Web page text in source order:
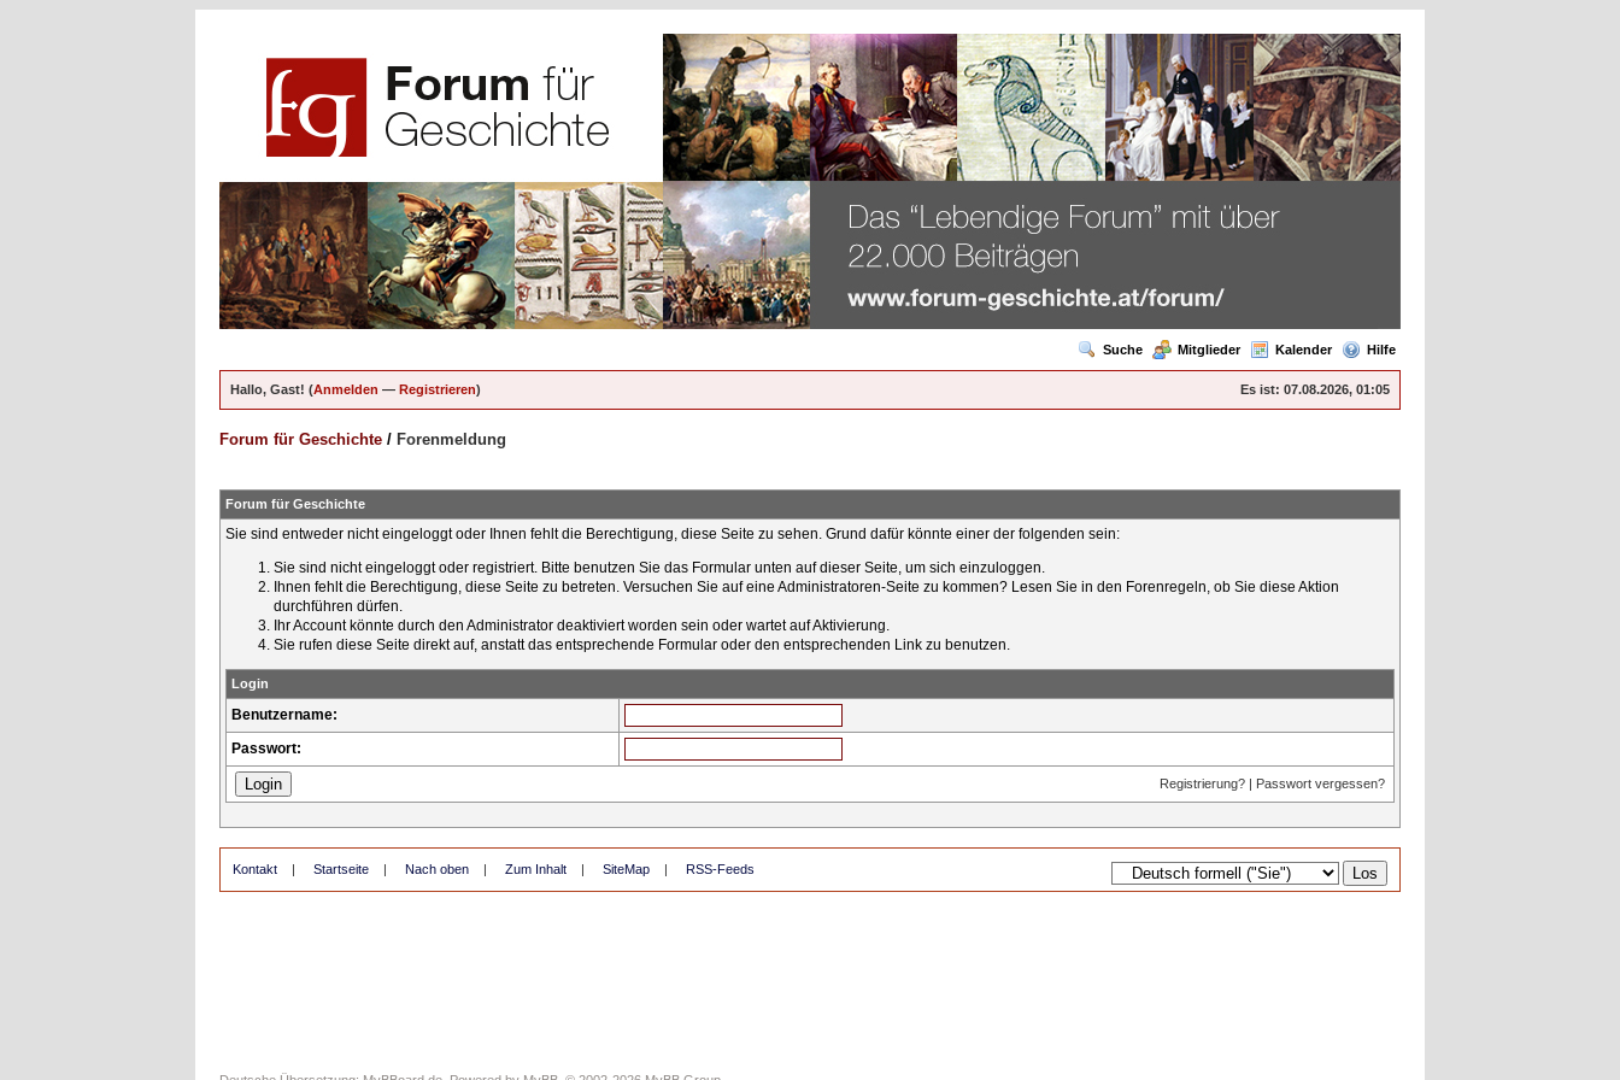
Suche Mitglieder Kalender Hilfe
Es ist: 07.08.2026, 01:05
Hallo, Gast! (Anmelden — Registrieren)
Forum für Geschichte / Forenmeldung
Forum für Geschichte
Sie sind entweder nicht eingeloggt oder Ihnen fehlt die Berechtigung, diese Seite zu sehen. Grund dafür könnte einer der folgenden sein:
Sie sind nicht eingeloggt oder registriert. Bitte benutzen Sie das Formular unten auf dieser Seite, um sich einzuloggen.
Ihnen fehlt die Berechtigung, diese Seite zu betreten. Versuchen Sie auf eine Administratoren-Seite zu kommen? Lesen Sie in den Forenregeln, ob Sie diese Aktion
durchführen dürfen.
Ihr Account könnte durch den Administrator deaktiviert worden sein oder wartet auf Aktivierung.
Sie rufen diese Seite direkt auf, anstatt das entsprechende Formular oder den entsprechenden Link zu benutzen.
Login
Benutzername:
Passwort:
Registrierung? | Passwort vergessen?
Kontakt | Startseite | Nach oben | Zum Inhalt | SiteMap | RSS-Feeds